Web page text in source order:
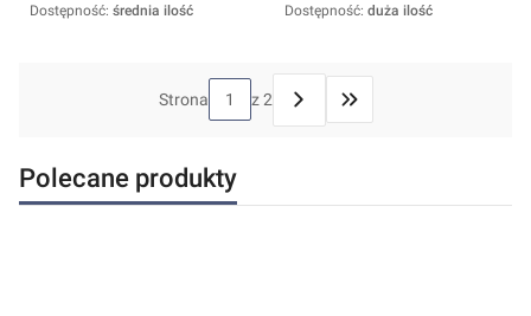
Dostępność: średnia ilość Dostępność: duża ilość
Strona z 2 Przejdź do ostatniej
Polecane produkty